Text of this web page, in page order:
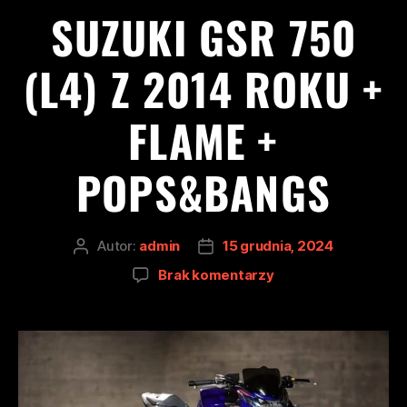
SUZUKI GSR 750
(L4) Z 2014 ROKU +
FLAME +
POPS&BANGS
Autor: admin
15 grudnia, 2024
Brak komentarzy